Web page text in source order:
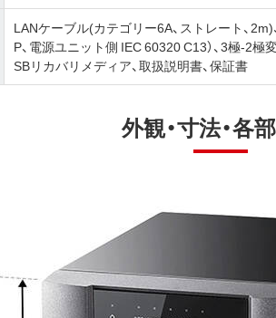
LANケーブル(カテゴリー6A、ストレート、
P、電源ユニット側 IEC 60320 C13）、3極-2
SBリカバリメディア、取扱説明書、保証書
外観・寸法・各